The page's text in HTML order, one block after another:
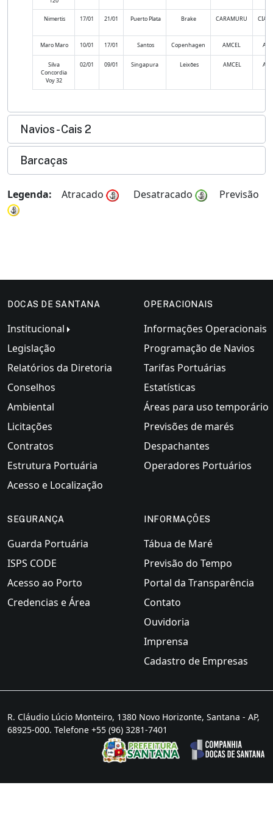
Nimertis 17/01 21/01 Puerto Plata Brake CARAMURU
Maro Maro 10/01 17/01 Santos Copenhagen AMCEL
Silva
Concordia
Voy 32
02/01 09/01 Singapura Leixões AMCEL
Navios - Cais 2
Barcaças
Legenda: Atracado Desatracado Previsão
DOCAS DE SANTANA
Institucional
Legislação
Relatórios da Diretoria
Conselhos
Ambiental
Licitações
Contratos
Estrutura Portuária
Acesso e Localização
OPERACIONAIS
Informações Operacionais
Programação de Navios
Tarifas Portuárias
Estatísticas
Áreas para uso temporário
Previsões de marés
Despachantes
Operadores Portuários
SEGURANÇA
Guarda Portuária
ISPS CODE
Acesso ao Porto
Credencias e Área
INFORMAÇÕES
Tábua de Maré
Previsão do Tempo
Portal da Transparência
Contato
Ouvidoria
Imprensa
Cadastro de Empresas
R. Cláudio Lúcio Monteiro, 1380 Novo Horizonte, Santana - AP,
68925-000. Telefone +55 (96) 3281-7401